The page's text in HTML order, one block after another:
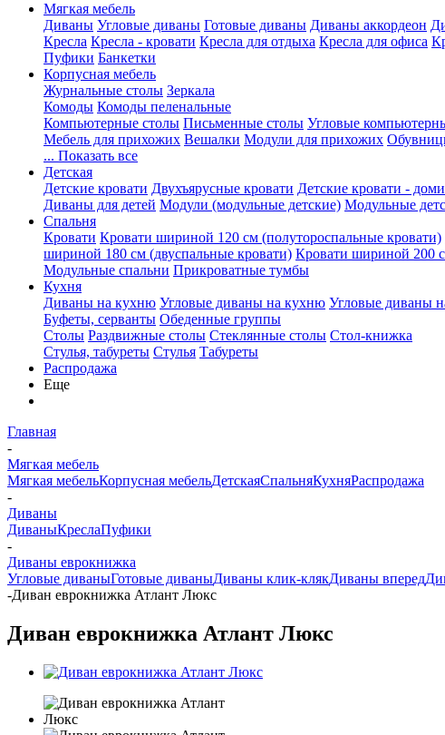
Мягкая мебель
Диваны Угловые диваны Готовые диваны Диваны аккордеон
Кресла Кресла - кровати Кресла для отдыха Кресла для офиса
Пуфики Банкетки
Корпусная мебель
Журнальные столы Зеркала
Комоды Комоды пеленальные
Компьютерные столы Письменные столы Угловые
Мебель для прихожих Вешалки Модули для прихожих
... Показать все
Детская
Детские кровати Двухъярусные кровати Детские кровати -
Диваны для детей Модули (модульные детские) Модульные
Спальня
Кровати Кровати шириной 120 см (полутороспальные кровати)
шириной 180 см (двуспальные кровати) Кровати шириной 200
Модульные спальни Прикроватные тумбы
Кухня
Диваны на кухню Угловые диваны на кухню Угловые диваны
Буфеты, серванты Обеденные группы
Столы Раздвижные столы Стеклянные столы Стол-книжка
Стулья, табуреты Стулья Табуреты
Распродажа
Еще
Главная
-
Мягкая мебель
Мягкая мебельКорпусная мебельДетскаяСпальняКухняРаспродажа
-
Диваны
ДиваныКреслаПуфики
-
Диваны еврокнижка
Угловые диваныГотовые диваныДиваны клик-клякДиваны вперед
-Диван еврокнижка Атлант Люкс
Диван еврокнижка Атлант Люкс